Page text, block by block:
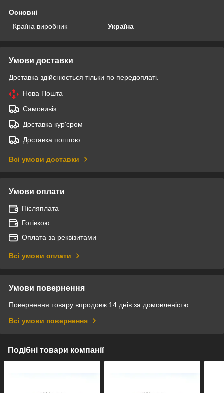
Основні
Країна виробник
Україна
Умови доставки
Доставка здійснюється тільки по передоплаті.
Нова Пошта
Самовивіз
Доставка кур'єром
Доставка поштою
Всі умови доставки
Умови оплати
Післяплата
Готівкою
Оплата за реквізитами
Всі умови оплати
Умови повернення
Повернення товару впродовж 14 днів за домовленістю
Всі умови повернення
Подібні товари компанії